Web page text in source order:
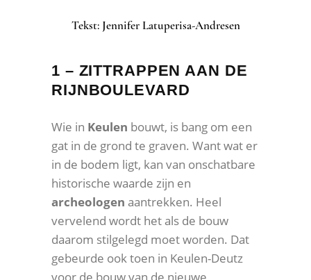
Tekst: Jennifer Latuperisa-Andresen
1 – ZITTRAPPEN AAN DE
RIJNBOULEVARD
Wie in Keulen bouwt, is bang om een
gat in de grond te graven. Want wat er
in de bodem ligt, kan van onschatbare
historische waarde zijn en
archeologen aantrekken. Heel
vervelend wordt het als de bouw
daarom stilgelegd moet worden. Dat
gebeurde ook toen in Keulen-Deutz